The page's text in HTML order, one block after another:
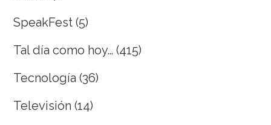
SpeakFest (5)
Tal día como hoy… (415)
Tecnología (36)
Televisión (14)